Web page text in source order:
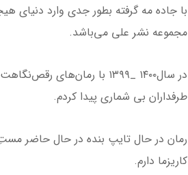
با جاده مه گرفته بطور جدی وارد دنیای
مجموعه نشر علی می‌باشد.
در سال۱۴۰۰ _۱۳۹۹ با
طرفداران بی شماری پیدا کردم.‌
رمان در حال تایپ بنده در حال حاضر
کاریزما دارم.